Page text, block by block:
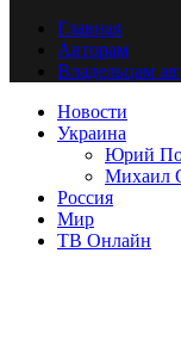
Главная
Авторам
Владельцам
Новости
Украина
Юрий
Михаил
Россия
Мир
ТВ Онлайн